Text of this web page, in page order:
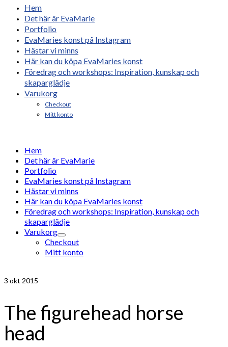
Hem
Det här är EvaMarie
Portfolio
EvaMaries konst på Instagram
Hästar vi minns
Här kan du köpa EvaMaries konst
Föredrag och workshops: Inspiration, kunskap och
skaparglädje
Varukorg
Checkout
Mitt konto
Hem
Det här är EvaMarie
Portfolio
EvaMaries konst på Instagram
Hästar vi minns
Här kan du köpa EvaMaries konst
Föredrag och workshops: Inspiration, kunskap och
skaparglädje
Varukorg
Checkout
Mitt konto
3 okt 2015
The figurehead horse
head